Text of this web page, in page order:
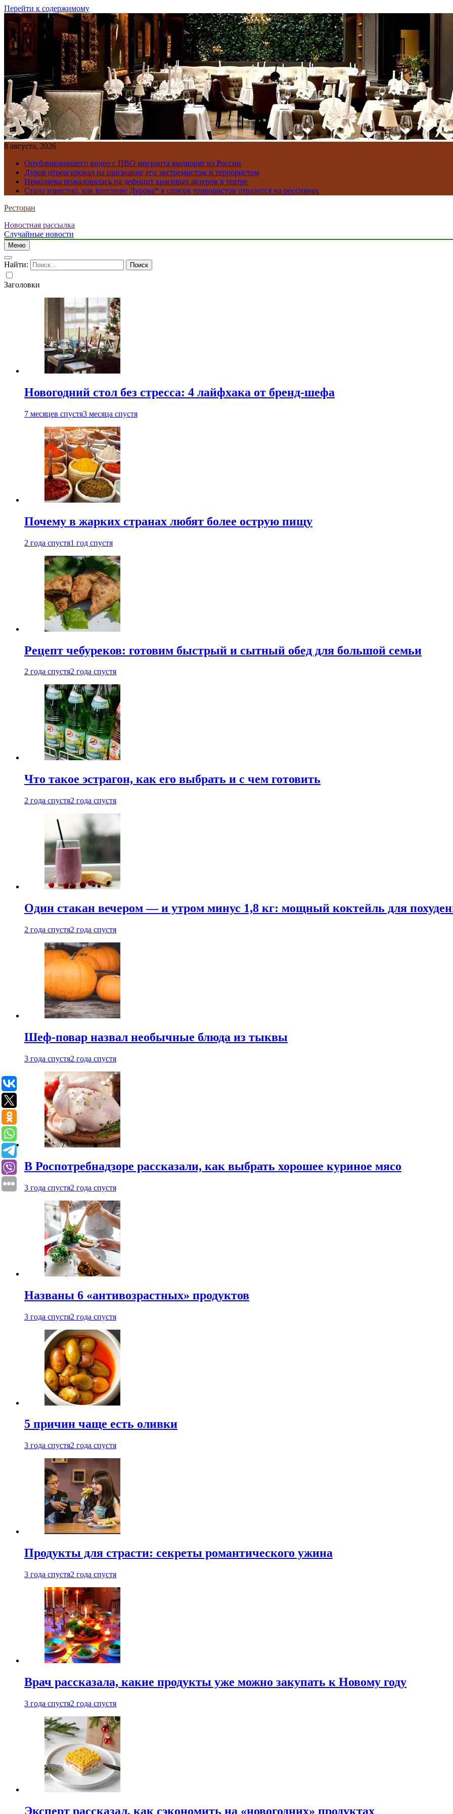
Перейти к содержимому
8 августа, 2026
Опубликовавшего видео с ПВО мигранта выдворят из России
Дуров отреагировал на признание его экстремистом и террористом
Немоляева пожаловалась на дефицит красивых актеров в театре
Стало известно, как внесение Дурова* в список террористов отразится на россиянах
Ресторан
Новостная рассылка
Случайные новости
Меню
Найти:
Заголовки
Новогодний стол без стресса: 4 лайфхака от бренд-шефа
7 месяцев спустя3 месяца спустя
Почему в жарких странах любят более острую пищу
2 года спустя1 год спустя
Рецепт чебуреков: готовим быстрый и сытный обед для большой семьи
2 года спустя2 года спустя
Что такое эстрагон, как его выбрать и с чем готовить
2 года спустя2 года спустя
Один стакан вечером — и утром минус 1,8 кг: мощный коктейль для
2 года спустя2 года спустя
Шеф-повар назвал необычные блюда из тыквы
3 года спустя2 года спустя
В Роспотребнадзоре рассказали, как выбрать хорошее куриное мясо
3 года спустя2 года спустя
Названы 6 «антивозрастных» продуктов
3 года спустя2 года спустя
5 причин чаще есть оливки
3 года спустя2 года спустя
Продукты для страсти: секреты романтического ужина
3 года спустя2 года спустя
Врач рассказала, какие продукты уже можно закупать к Новому году
3 года спустя2 года спустя
Эксперт рассказал, как сэкономить на «новогодних» продуктах